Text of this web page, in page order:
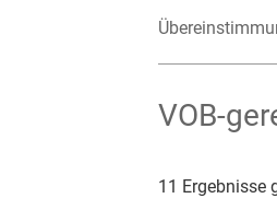
VOB-
11 Ergebnisse